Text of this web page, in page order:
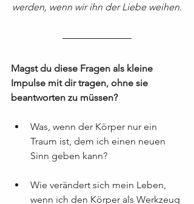
werden, wenn wir ihn der Liebe weihen.
Magst du diese Fragen als kleine
Impulse mit dir tragen, ohne sie
beantworten zu müssen?
Was, wenn der Körper nur ein
Traum ist, dem ich einen neuen
Sinn geben kann?
Wie verändert sich mein Leben,
wenn ich den Körper als Werkzeug